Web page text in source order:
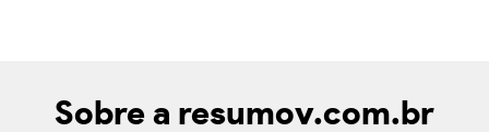
Sobre a resumov.com.br